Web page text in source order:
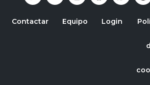
Contactar Equipo Login